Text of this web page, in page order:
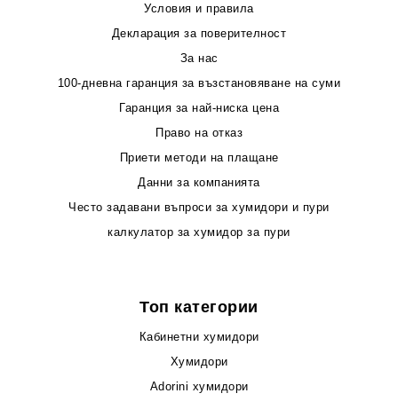
Условия и правила
Декларация за поверителност
За нас
100-дневна гаранция за възстановяване на суми
Гаранция за най-ниска цена
Право на отказ
Приети методи на плащане
Данни за компанията
Често задавани въпроси за хумидори и пури
калкулатор за хумидор за пури
Топ категории
Кабинетни хумидори
Хумидори
Adorini хумидори